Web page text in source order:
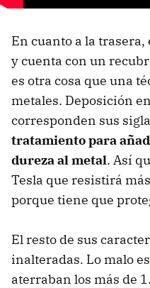
En cuanto a la
y cuenta con un
es otra cosa que una
metales. Deposición
corresponden sus
tratamiento para
dureza al metal. Así
Tesla que resistirá
porque tiene que
El resto de sus
inalteradas. Lo malo
aterraban los más de